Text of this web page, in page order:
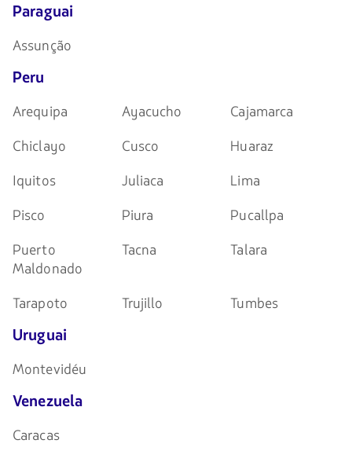
Paraguai
Assunção
Peru
Arequipa Ayacucho
Cajamarca
Chiclayo
Cusco
Huaraz
Iquitos
Juliaca
Lima
Pisco
Piura
Pucallpa
Puerto
Maldonado
Tacna Talara
Tarapoto Trujillo Tumbes
Uruguai
Montevidéu
Venezuela
Caracas